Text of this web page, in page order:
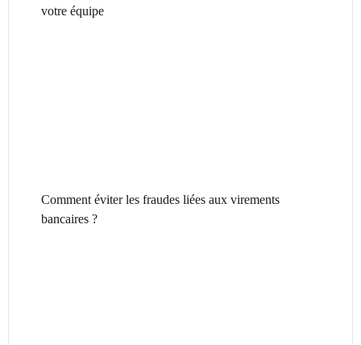
votre équipe
Comment éviter les fraudes liées aux virements
bancaires ?